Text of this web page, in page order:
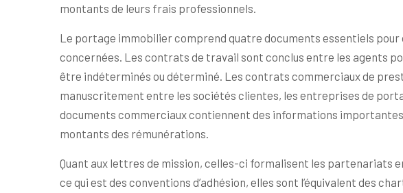
montants de leurs frais professionnels.
Le portage immobilier comprend quatre documents essentiels
concernées. Les contrats de travail sont conclus entre les agents
être indéterminés ou déterminé. Les contrats commerciaux de
manuscritement entre les sociétés clientes, les entreprises de
documents commerciaux contiennent des informations
montants des rémunérations.
Quant aux lettres de mission, celles-ci formalisent les partenariats
ce qui est des conventions d’adhésion, elles sont l’équivalent des